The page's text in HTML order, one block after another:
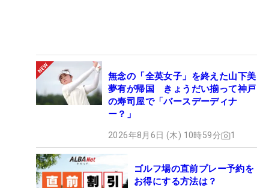
無念の「全英女子」を終えた山下美
夢有が帰国 きょうだい揃って神戸
の寿司屋で「バースデーディナ
ー？」
2026年8月6日 (木) 10時59分 1
ゴルフ場の直前プレー予約を
お得にする方法は？